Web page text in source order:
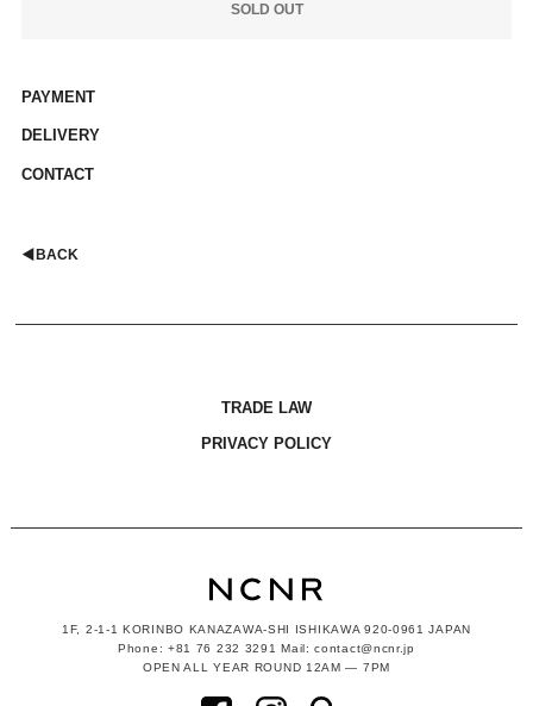
SOLD OUT
PAYMENT
DELIVERY
CONTACT
◀︎BACK
TRADE LAW
PRIVACY POLICY
1F, 2-1-1KORINBO KANAZAWA-SHI ISHIKAWA 920-0961 JAPAN
Phone: +81 76 232 3291 Mail: contact@ncnr.jp
OPEN ALL YEAR ROUND 12AM — 7PM